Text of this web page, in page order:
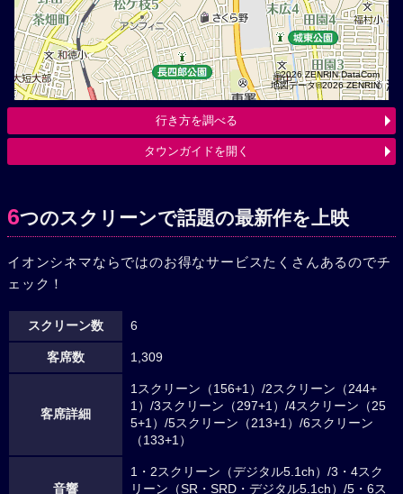
©2026 ZENRIN DataCom
地図データ©2026 ZENRIN
行き方を調べる
タウンガイドを開く
6つのスクリーンで話題の最新作を上映
イオンシネマならではのお得なサービスたくさんあるのでチ
ェック！
スクリーン数 6
客席数 1,309
客席詳細
1スクリーン（156+1）/2スクリーン（244+
1）/3スクリーン（297+1）/4スクリーン（25
5+1）/5スクリーン（213+1）/6スクリーン
（133+1）
音響
1・2スクリーン（デジタル5.1ch）/3・4スク
リーン（SR・SRD・デジタル5.1ch）/5・6ス